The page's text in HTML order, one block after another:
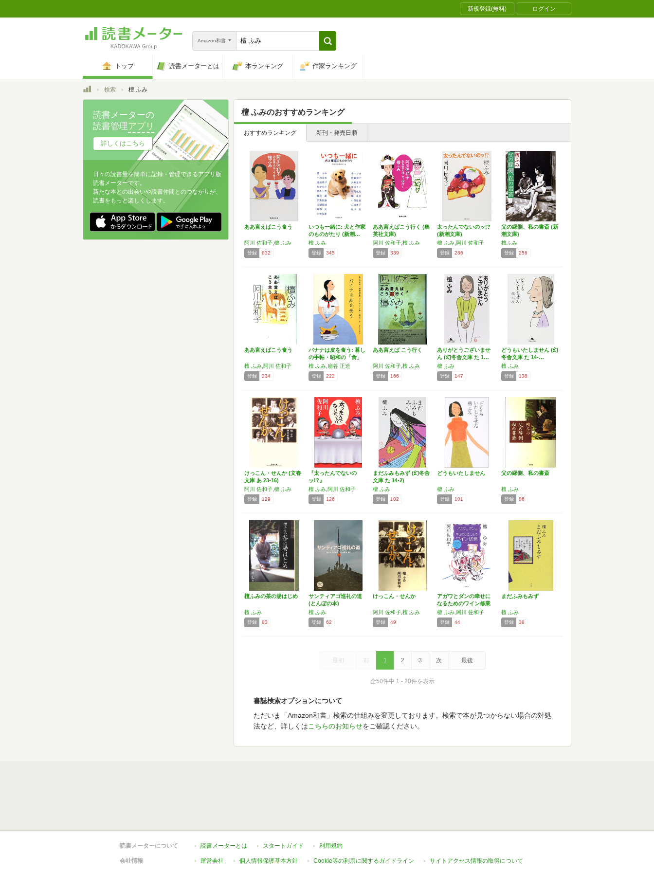
新規登録(無料) ログイン
Amazon和書
トップ 読書メーターとは 本ランキング 作家ランキング
トップ検索 檀 ふみ
檀 ふみのおすすめランキング
おすすめランキング 新刊・発売日順
ああ言えばこう食う
阿川 佐和子,檀 ふみ
登録 832
いつも一緒に: 犬と作家
のものがたり (新潮…
檀 ふみ
登録 345
ああ言えばこう行く (集
英社文庫)
阿川 佐和子,檀 ふみ
登録 339
太ったんでないのッ!?
(新潮文庫)
檀 ふみ,阿川 佐和子
登録 286
父の縁側、私の書斎 (新
潮文庫)
檀ふみ
登録 256
ああ言えばこう食う
檀 ふみ,阿川 佐和子
登録 234
バナナは皮を食う: 暮し
の手帖・昭和の「食」
…
檀 ふみ,扇谷 正造
登録 222
ああ言えば こう行く
阿川 佐和子,檀 ふみ
登録 166
ありがとうございませ
ん (幻冬舎文庫 た 1…
檀 ふみ
登録 147
どうもいたしません (幻
冬舎文庫 た 14-…
檀 ふみ
登録 138
けっこん・せんか (文春
文庫 あ 23-16)
阿川 佐和子,檀 ふみ
登録 129
『太ったんでないの
ッ!?』
檀 ふみ,阿川 佐和子
登録 126
まだふみもみず (幻冬舎
文庫 た 14-2)
檀 ふみ
登録 102
どうもいたしません
檀 ふみ
登録 101
父の縁側、私の書斎
檀 ふみ
登録 86
檀ふみの茶の湯はじめ
檀 ふみ
登録 83
サンティアゴ巡礼の道
(とんぼの本)
檀 ふみ
登録 62
けっこん・せんか
阿川 佐和子,檀 ふみ
登録 49
アガワとダンの幸せに
なるためのワイン修業
カ…
檀 ふみ,阿川 佐和子
登録 44
まだふみもみず
檀 ふみ
登録 38
最初 前 1 2 3 次 最後
全50件中 1 - 20件を表示
書誌検索オプションについて
ただいま「Amazon和書」検索の仕組みを変更しております。検索で本が見つからない場合の対処
法など、詳しくはこちらのお知らせをご確認ください。
読書メーターの
読書管理アプリ
詳しくはこちら
日々の読書量を簡単に記録・管理できるアプリ版
読書メーターです。
新たな本との出会いや読書仲間とのつながりが、
読書をもっと楽しくします。
読書メーターについて 読書メーターとは スタートガイド 利用規約
会社情報 運営会社 個人情報保護基本方針 Cookie等の利用に関するガイドライン サイトアクセス情報の取得について